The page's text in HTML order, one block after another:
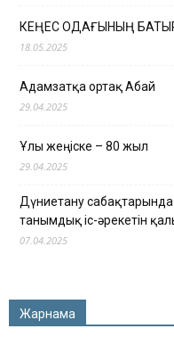
КЕҢЕС ОДАҒЫНЫҢ
18.05.2025
Адамзатқа ортақ Абай
29.04.2025
Ұлы жеңіске – 80 жыл
29.04.2025
Дүниетану
танымдық іс-әрекетін
07.04.2025
Жарнама